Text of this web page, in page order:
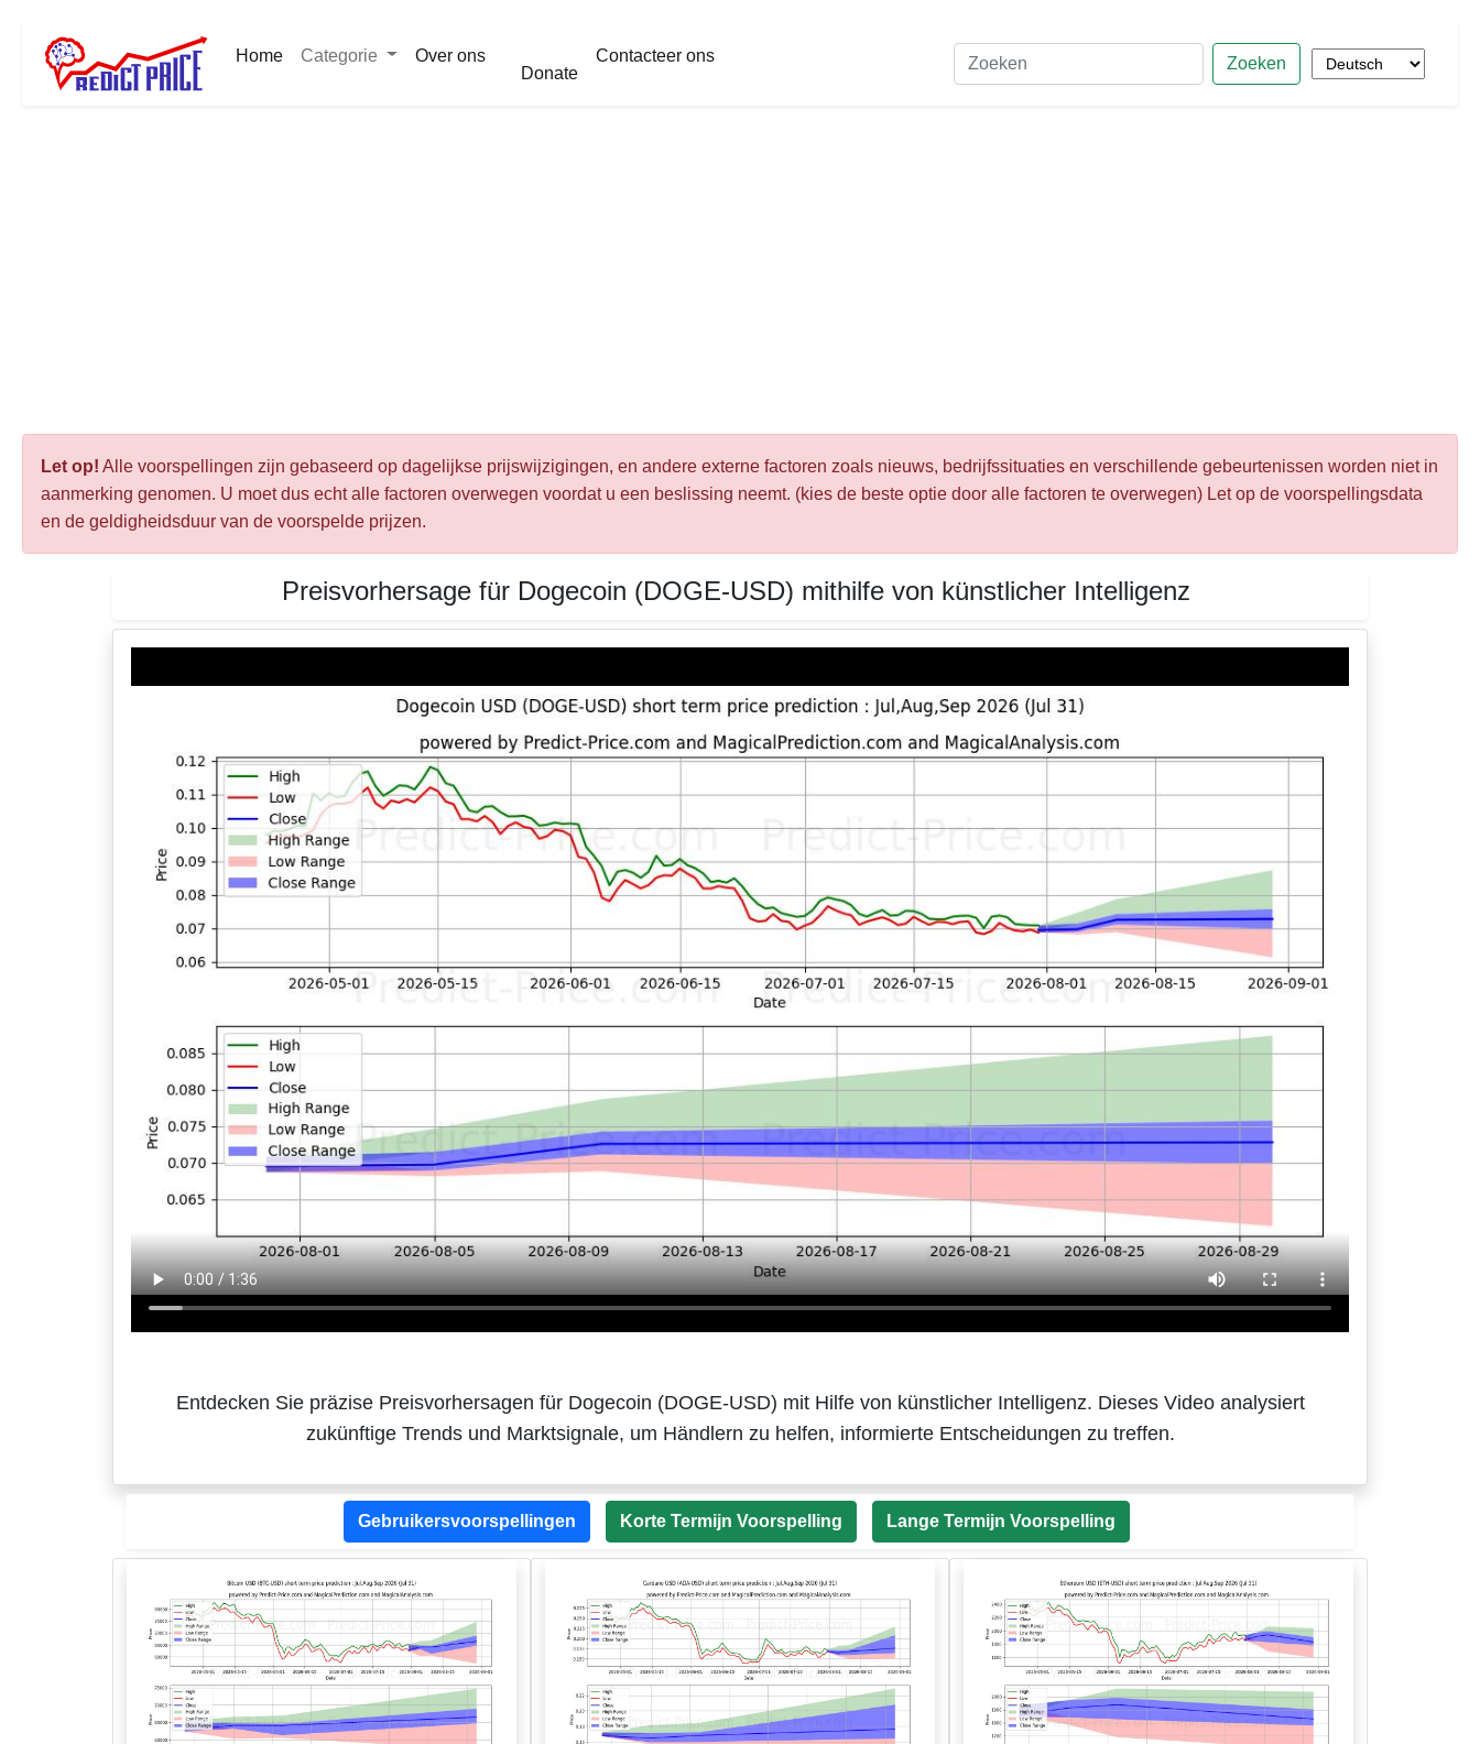
Home Categorie
Over ons
Donate
Contacteer ons Zoeken
Let op! Alle voorspellingen zijn gebaseerd op dagelijkse prijswijzigingen, en andere externe factoren zoals nieuws, bedrijfssituaties en verschillende gebeurtenissen worden niet in
aanmerking genomen. U moet dus echt alle factoren overwegen voordat u een beslissing neemt. (kies de beste optie door alle factoren te overwegen) Let op de voorspellingsdata
en de geldigheidsduur van de voorspelde prijzen.
Preisvorhersage für Dogecoin (DOGE-USD) mithilfe von künstlicher Intelligenz
Entdecken Sie präzise Preisvorhersagen für Dogecoin (DOGE-USD) mit Hilfe von künstlicher Intelligenz. Dieses Video analysiert
zukünftige Trends und Marktsignale, um Händlern zu helfen, informierte Entscheidungen zu treffen.
Gebruikersvoorspellingen Korte Termijn Voorspelling Lange Termijn Voorspelling